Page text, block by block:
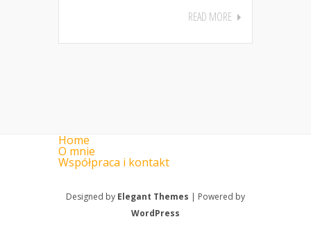
READ MORE
Home
O mnie
Współpraca i kontakt
Designed by Elegant Themes | Powered by
WordPress